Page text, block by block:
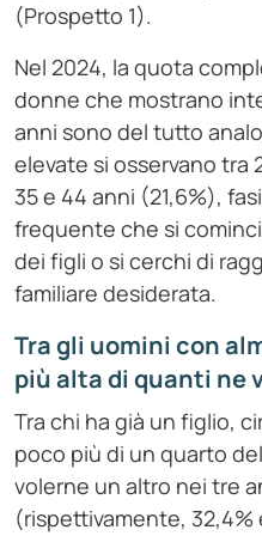
(Prospetto 1).
Nel 2024, la quota
donne che mostrano
anni sono del tutto
elevate si osservano tra
35 e 44 anni (21,6%),
frequente che si
dei figli o si cerchi di
familiare desiderata.
Tra gli uomini con
più alta di quanti ne
Tra chi ha già un figlio,
poco più di un quarto
volerne un altro nei tre
(rispettivamente,